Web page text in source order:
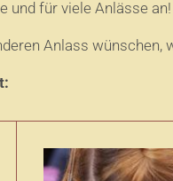
und für viele Anlässe an!
Anlass wünschen,